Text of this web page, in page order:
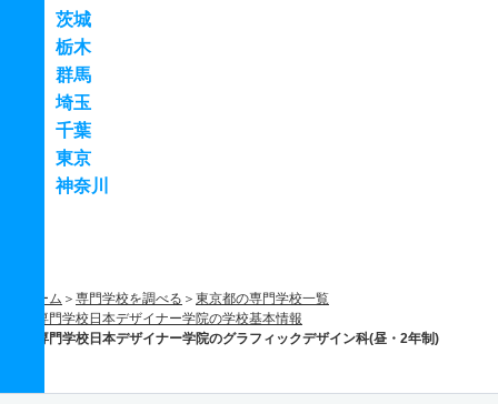
茨城
栃木
群馬
埼玉
千葉
東京
神奈川
ホーム 専門学校を調べる
東京都の専門学校一覧
専門学校日本デザイナー学院の学校基本情報
専門学校日本デザイナー学院のグラフィックデザイン科(昼・2年制)